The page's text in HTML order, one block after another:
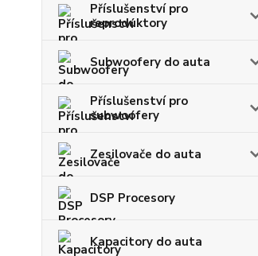
Příslušenství pro
reproduktory
Subwoofery do auta
Příslušenství pro
subwoofery
Zesilovače do auta
DSP Procesory
Kapacitory do auta